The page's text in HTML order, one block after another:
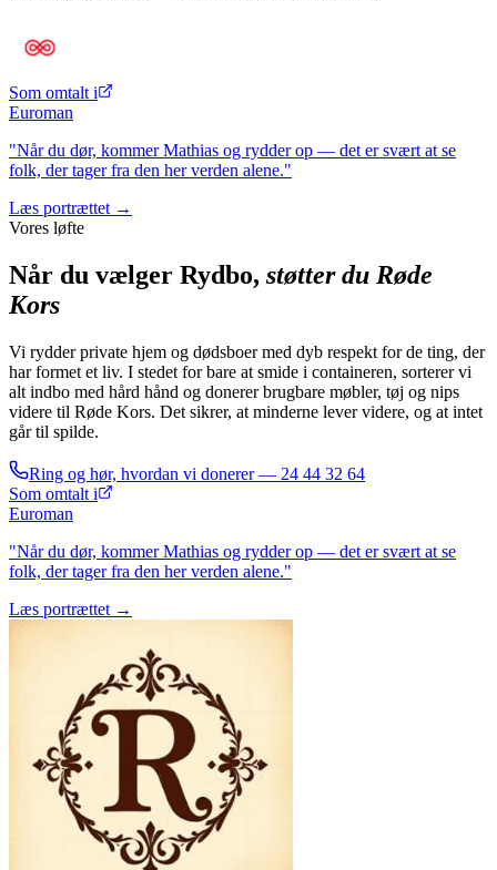
Som omtalt i
Euroman
"Når du dør, kommer Mathias og rydder op — det er svært at se
folk, der tager fra den her verden alene."
Læs portrættet →
Vores løfte
Når du vælger Rydbo, støtter du Røde
Kors
Vi rydder private hjem og dødsboer med dyb respekt for de ting, der
har formet et liv. I stedet for bare at smide i containeren, sorterer vi
alt indbo med hård hånd og donerer brugbare møbler, tøj og nips
videre til Røde Kors. Det sikrer, at minderne lever videre, og at intet
går til spilde.
Ring og hør, hvordan vi donerer — 24 44 32 64
Som omtalt i
Euroman
"Når du dør, kommer Mathias og rydder op — det er svært at se
folk, der tager fra den her verden alene."
Læs portrættet →